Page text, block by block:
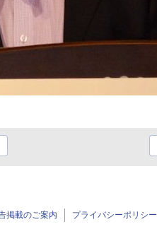
掲載のご案内 プライバシーポリシー